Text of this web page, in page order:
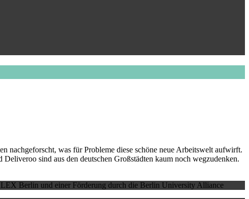
nachgeforscht, was für Probleme diese schöne neue Arbeitswelt aufwirft.
sind aus den deutschen Großstädten kaum noch wegzudenken.
Berlin und einer Förderung durch die Berlin University Alliance